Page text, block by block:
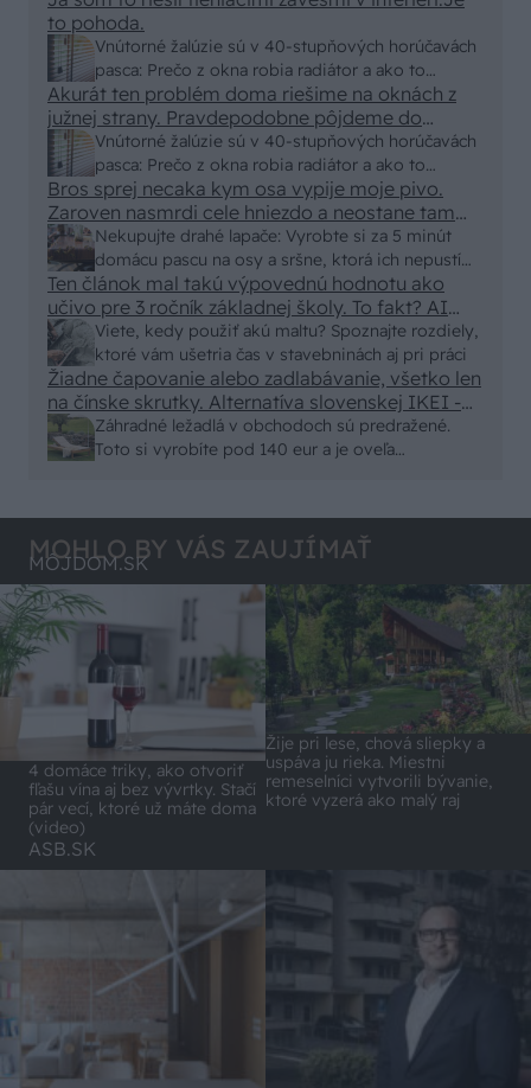
Vnútorné žalúzie sú v 40-stupňových horúčavách
pasca: Prečo z okna robia radiátor a ako to
vyriešiť za pár eur?
to pohoda.
Vnútorné žalúzie sú v 40-stupňových horúčavách
pasca: Prečo z okna robia radiátor a ako to
vyriešiť za pár eur?
Akurát ten problém doma riešime na oknách z
južnej strany. Pravdepodobne pôjdeme do
vonkajšieho tienenia na spôsob markízy
250x150cm. Čínsky predajcovia idú okolo 100
eur kus.
Nekupujte drahé lapače: Vyrobte si za 5 minút
domácu pascu na osy a sršne, ktorá ich nepustí
von
Bros sprej necaka kym osa vypije moje pivo.
Zaroven nasmrdi cele hniezdo a neostane tam
nic zive. Vasa pasca naucinke moc efektivne.
Skor pritiahne slimaky
Viete, kedy použiť akú maltu? Spoznajte rozdiely,
ktoré vám ušetria čas v stavebninách aj pri práci
Ten článok mal takú výpovednú hodnotu ako
učivo pre 3 ročník základnej školy. To fakt? AI
alebo nejaka kniha z VŠ? Dnešné rychlotvrdnuce
malty - pevnosť 40 Mpa a doba schnutia tak 15
minut , k tomu vodotesné s kryštálikou. A rozdiel
- schnutie a zretie. Nič?
Záhradné ležadlá v obchodoch sú predražené.
Toto si vyrobíte pod 140 eur a je oveľa
Žiadne čapovanie alebo zadlabávanie, všetko len
na čínske skrutky. Alternatíva slovenskej IKEI -
čo sa týka pevnosti. Autor si nedal veľa námahy s
remeselným spracovaním, škoda. No lepšie než
MOHLO BY VÁS ZAUJÍMAŤ
MÔJDOM.SK
4 domáce triky, ako otvoriť
fľašu vína aj bez vývrtky. Stačí
pár vecí, ktoré už máte doma
(video)
Žije pri lese, chová sliepky a
uspáva ju rieka. Miestni
remeselníci vytvorili bývanie,
ktoré vyzerá ako malý raj
ASB.SK